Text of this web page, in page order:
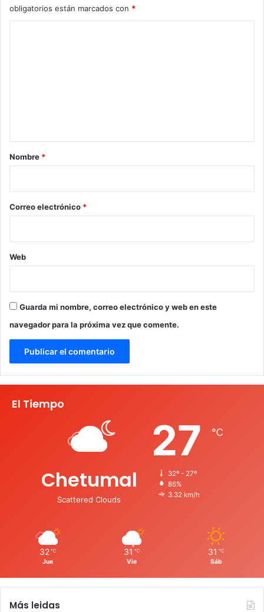
obligatorios están marcados con *
r
*
Nombre *
Correo electrónico *
Web
Guarda mi nombre, correo electrónico y web en este
navegador para la próxima vez que comente.
El Tiempo
Chetumal
Scattered Clouds
27 ℃
32º - 27º
86%
3.32 km/h
32 ℃
Jue
31 ℃
Vie
31 ℃
Sáb
Más leidas